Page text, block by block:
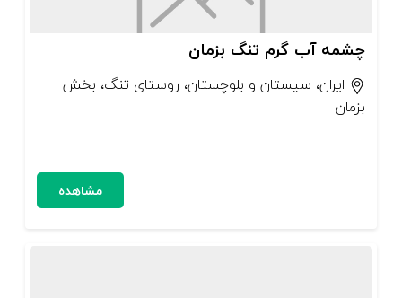
چشمه آب گرم تنگ بزمان
ایران، سیستان و بلوچستان، روستای تنگ، بخش
بزمان
مشاهده